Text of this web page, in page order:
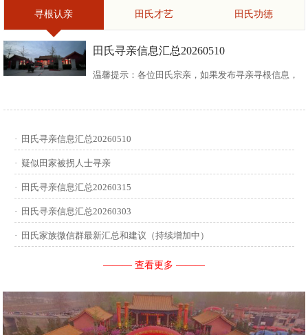
寻根认亲 田氏才艺 田氏功德
田氏寻亲信息汇总20260510
温馨提示：各位田氏宗亲，如果发布寻亲寻根信息，
讳，迁居前字辈和迁居后历次新续的字辈，分迁族人
迁居地，因何原因迁居等。最后别忘了留下联系人和
联系方式。 没有家谱的问问族中老年人口耳相传的信
息有哪些，有家谱请把家谱中的信息简...
· 田氏寻亲信息汇总20260510
· 疑似田家被拐人士寻亲
· 田氏寻亲信息汇总20260315
· 田氏寻亲信息汇总20260303
· 田氏家族微信群最新汇总和建议（持续增加中）
——— 查看更多 ———